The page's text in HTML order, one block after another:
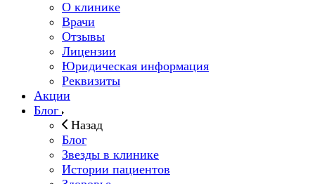
О клинике
Врачи
Отзывы
Лицензии
Юридическая информация
Реквизиты
Акции
Блог
Назад
Блог
Звезды в клинике
Истории пациентов